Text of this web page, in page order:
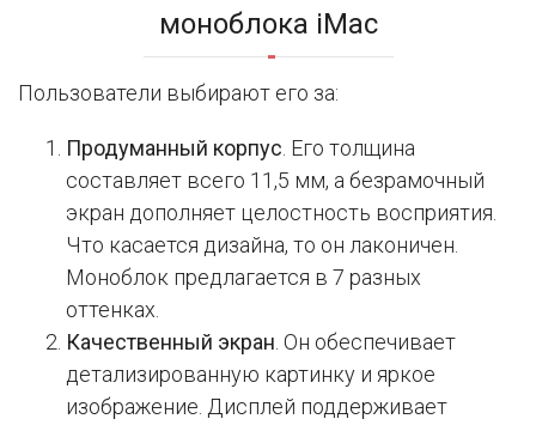
моноблока iMac
Пользователи выбирают его за:
Продуманный корпус . Его толщина
составляет всего 11,5 мм, а безрамочный
экран дополняет целостность восприятия.
Что касается дизайна, то он лаконичен.
Моноблок предлагается в 7 разных
оттенках.
Качественный экран . Он обеспечивает
детализированную картинку и яркое
изображение. Дисплей поддерживает